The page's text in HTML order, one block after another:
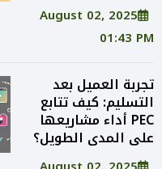
August 02, 2025
01:43 PM
تجربة العميل بعد
التسليم: كيف تتابع
PEC أداء مشاريعها
على المدى الطويل؟